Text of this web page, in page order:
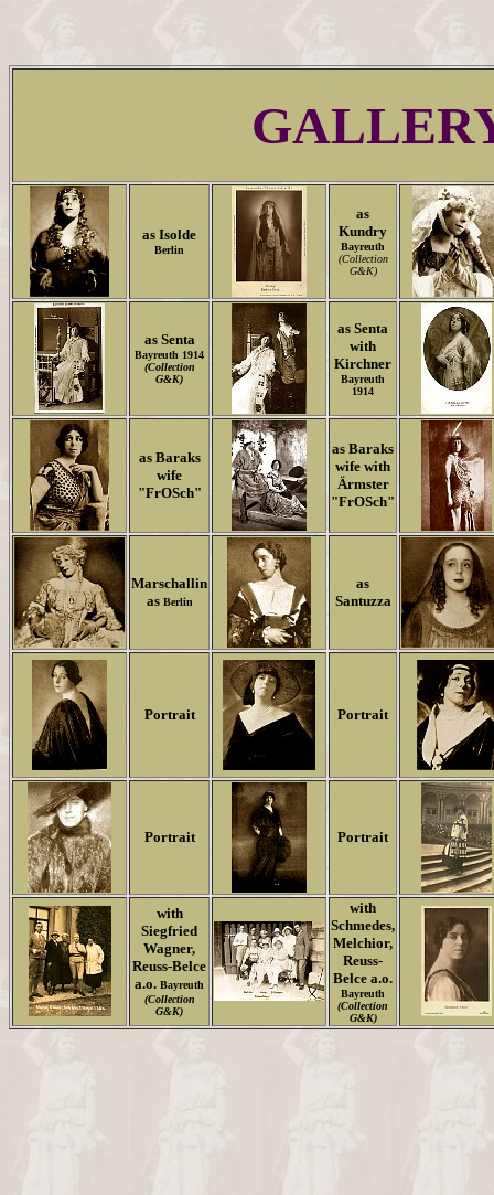
as Isolde
Berlin
as
Kundry
Bayreuth
(Collection
G&K)
as Senta
Bayreuth 1914
(Collection
G&K)
as Senta
with
Kirchner
Bayreuth
1914
as Baraks
wife
"FrOSch"
as Baraks
wife with
Ärmster
"FrOSch"
Marschallin
as Berlin
as
Santuzza
Portrait Portrait
Portrait Portrait
with
Siegfried
Wagner,
Reuss-Belce
a.o. Bayreuth
(Collection
G&K)
with
Schmedes,
Melchior,
Reuss-
Belce a.o.
Bayreuth
(Collection
G&K)